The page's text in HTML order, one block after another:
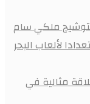
ملكي سام
لألعاب البحر
مثالية في